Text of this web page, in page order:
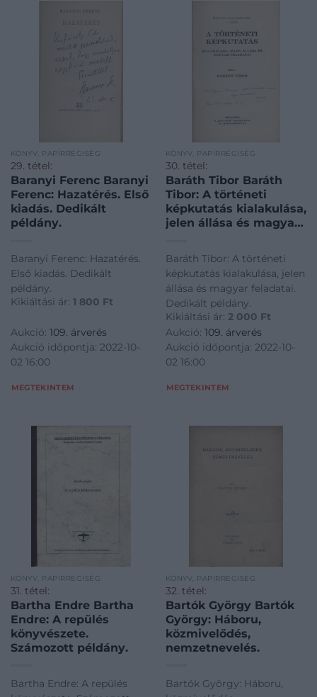
KÖNYV, PAPÍRRÉGISÉG
29. tétel:
Baranyi Ferenc Baranyi
Ferenc: Hazatérés. Első
kiadás. Dedikált
példány.
Baranyi Ferenc: Hazatérés.
Első kiadás. Dedikált
példány.
Kikiáltási ár: 1 800 Ft
Aukció: 109. árverés
Aukció időpontja: 2022-10-
02 16:00
MEGTEKINTEM
KÖNYV, PAPÍRRÉGISÉG
30. tétel:
Baráth Tibor Baráth
Tibor: A történeti
képkutatás kialakulása,
jelen állása és magyar
Baráth Tibor: A történeti
képkutatás kialakulása, jelen
állása és magyar feladatai.
Dedikált példány.
Kikiáltási ár: 2 000 Ft
Aukció: 109. árverés
Aukció időpontja: 2022-10-
02 16:00
MEGTEKINTEM
KÖNYV, PAPÍRRÉGISÉG
31. tétel:
Bartha Endre Bartha
Endre: A repülés
könyvészete.
Számozott példány.
Bartha Endre: A repülés
KÖNYV, PAPÍRRÉGISÉG
32. tétel:
Bartók György Bartók
György: Háboru,
közmivelődés,
nemzetnevelés.
Bartók György: Háboru,